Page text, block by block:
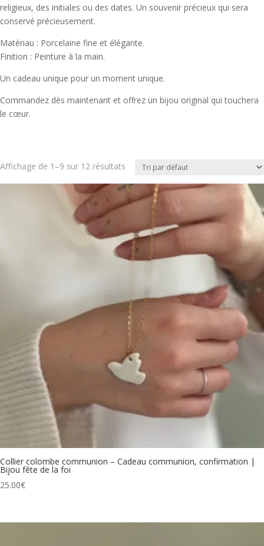
religieux, des initiales ou des dates. Un souvenir précieux qui sera
conservé précieusement.
Matériau : Porcelaine fine et élégante.
Finition : Peinture à la main.
Un cadeau unique pour un moment unique.
Commandez dès maintenant et offrez un bijou original qui touchera
le cœur.
Affichage de 1–9 sur 12 résultats
Collier colombe communion – Cadeau communion, confirmation |
Bijou fête de la foi
25.00€